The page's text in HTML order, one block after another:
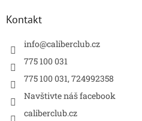
Kontakt
info@caliberclub.cz
775 100 031
775 100 031, 724992358
Navštivte náš facebook
caliberclub.cz